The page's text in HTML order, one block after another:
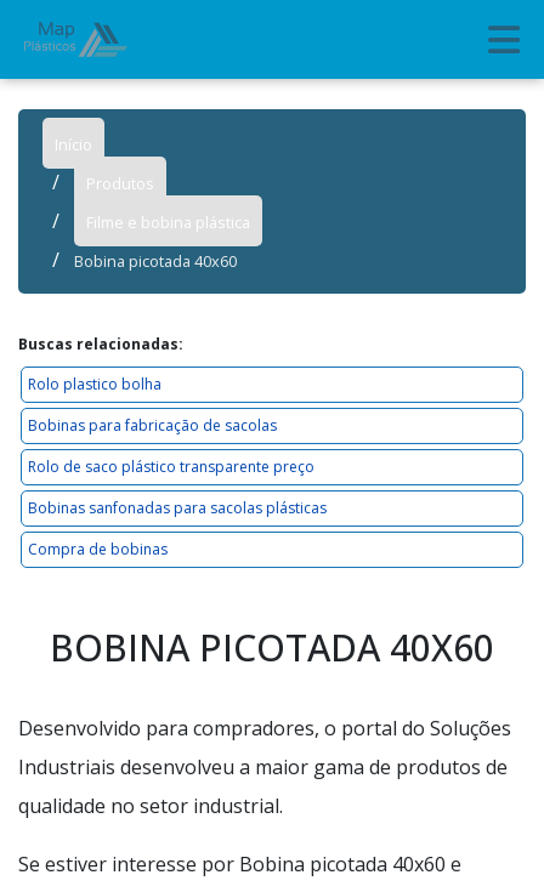
Início
Produtos
Filme e bobina plástica
Bobina picotada 40x60
Buscas relacionadas:
Rolo plastico bolha
Bobinas para fabricação de sacolas
Rolo de saco plástico transparente preço
Bobinas sanfonadas para sacolas plásticas
Compra de bobinas
BOBINA PICOTADA 40X60
Desenvolvido para compradores, o portal do Soluções
Industriais desenvolveu a maior gama de produtos de
qualidade no setor industrial.
Se estiver interesse por Bobina picotada 40x60 e